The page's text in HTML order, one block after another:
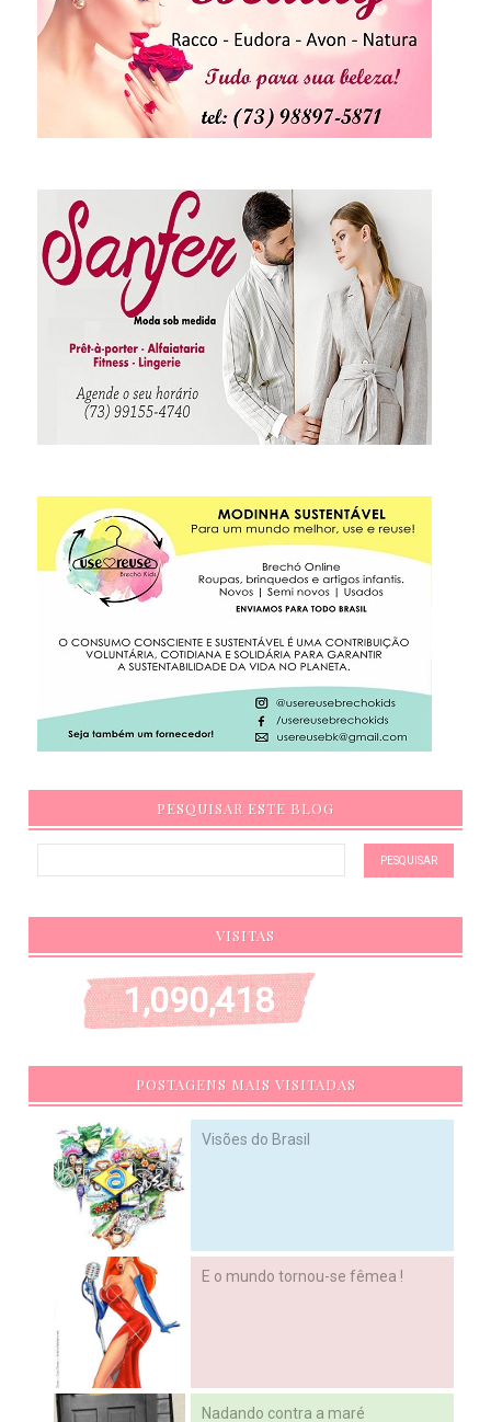
PESQUISAR ESTE BLOG
VISITAS
1,090,418
POSTAGENS MAIS VISITADAS
Visões do Brasil
E o mundo tornou-se fêmea !
Nadando contra a maré